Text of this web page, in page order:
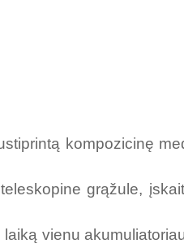
kompozicinę
grąžule,
vienu